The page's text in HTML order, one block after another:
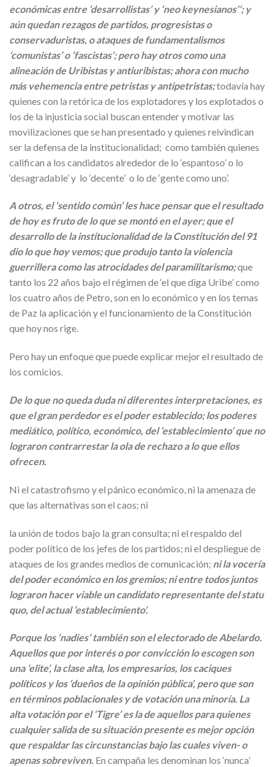
económicas entre ‘desarrollistas’ y ‘neo keynesianos’‘; y
aún quedan rezagos de partidos, progresistas o
conservaduristas, o ataques de fundamentalismos
‘comunistas’ o ‘fascistas’; pero hay otros como una
alineación de Uribistas y antiuribistas; ahora con mucho
más vehemencia entre petristas y antipetristas;todavía hay
quienes con la retórica de los explotadores y los explotados o
los de la injusticia social buscan entender y motivar las
movilizaciones que se han presentado y quienes reivindican
ser la defensa de la institucionalidad; como también quienes
califican a los candidatos alrededor de lo ‘espantoso’ o lo
‘desagradable’ y lo ‘decente’ o lo de ‘gente como uno’.
A otros, el ‘sentido común’ les hace pensar que el resultado
de hoy es fruto de lo que se montó en el ayer; que el
desarrollo de la institucionalidad de la Constitución del 91
dio lo que hoy vemos; que produjo tanto la violencia
guerrillera como las atrocidades del paramilitarismo;que
tanto los 22 años bajo el régimen de ‘el que diga Uribe’ como
los cuatro años de Petro, son en lo económico y en los temas
de Paz la aplicación y el funcionamiento de la Constitución
que hoy nos rige.
Pero hay un enfoque que puede explicar mejor el resultado de
los comicios.
De lo que no queda duda ni diferentes interpretaciones, es
que el gran perdedor es el poder establecido; los poderes
mediático, político, económico, del ‘establecimiento’ que no
lograron contrarrestar la ola de rechazo a lo que ellos
ofrecen.
Ni el catastrofismo y el pánico económico, ni la amenaza de
que las alternativas son el caos; ni
la unión de todos bajo la gran consulta; ni el respaldo del
poder político de los jefes de los partidos; ni el despliegue de
ataques de los grandes medios de comunicación; ni la vocería
del poder económico en los gremios; ni entre todos juntos
lograron hacer viable un candidato representante del statu
quo, del actual ‘establecimiento’.
Porque los ‘nadies’ también son el electorado de Abelardo.
Aquellos que por interés o por convicción lo escogen son
una ‘elite’, la clase alta, los empresarios, los caciques
políticos y los ‘dueños de la opinión pública’, pero que son
en términos poblacionales y de votación una minoría. La
alta votación por el ‘Tigre’ es la de aquellos para quienes
cualquier salida de su situación presente es mejor opción
que respaldar las circunstancias bajo las cuales viven- o
apenas sobreviven. En campaña les denominan los ‘nunca’